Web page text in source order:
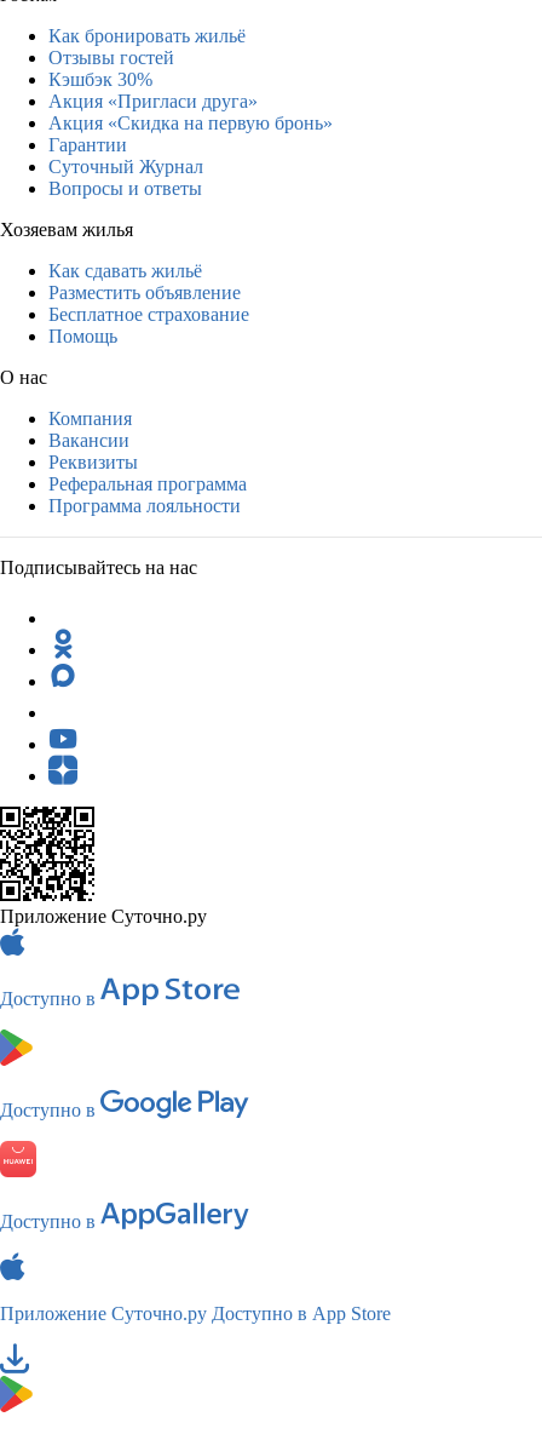
Как бронировать жильё
Отзывы гостей
Кэшбэк 30%
Акция «Пригласи друга»
Акция «Скидка на первую бронь»
Гарантии
Суточный Журнал
Вопросы и ответы
Хозяевам жилья
Как сдавать жильё
Разместить объявление
Бесплатное страхование
Помощь
О нас
Компания
Вакансии
Реквизиты
Реферальная программа
Программа лояльности
Подписывайтесь на нас
Приложение Суточно.ру
Доступно в
Доступно в
Доступно в
Приложение Суточно.ру Доступно в App Store